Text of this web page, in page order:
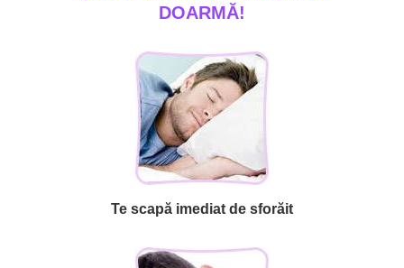
DOARMĂ!
Te scapă imediat de sforăit